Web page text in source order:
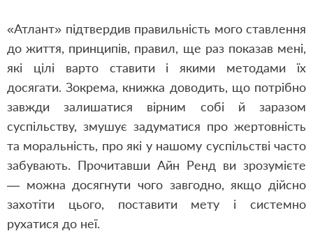
«Атлант» підтвердив правильність мого ставлення
до життя, принципів, правил, ще раз показав мені,
які цілі варто ставити і якими методами їх
досягати. Зокрема, книжка доводить, що потрібно
завжди залишатися вірним собі й заразом
суспільству, змушує задуматися про жертовність
та моральність, про які у нашому суспільстві часто
забувають. Прочитавши Айн Ренд ви зрозумієте
— можна досягнути чого завгодно, якщо дійсно
захотіти цього, поставити мету і системно
рухатися до неї.